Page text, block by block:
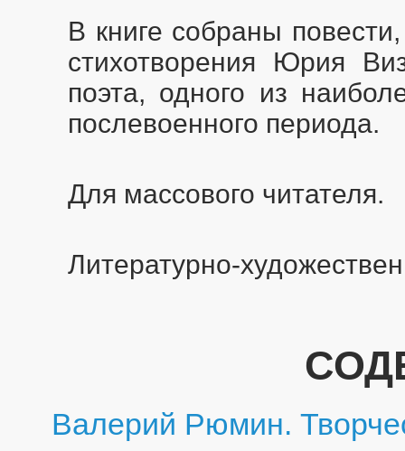
В книге собраны
стихотворения Юрия
поэта, одного из
послевоенного периода.
Для массового читателя.
Литературно-
Валерий Рюмин.